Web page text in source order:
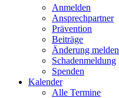
Anmelden
Ansprechpartner
Prävention
Beiträge
Änderung melden
Schadenmeldung
Spenden
Kalender
Alle Termine